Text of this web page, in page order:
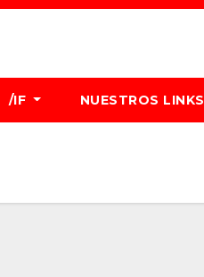
/IF NUESTROS LINKS